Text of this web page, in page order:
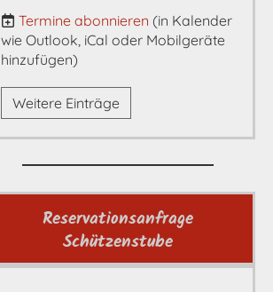
Termine abonnieren (in Kalender
wie Outlook, iCal oder Mobilgeräte
hinzufügen)
Weitere Einträge
Reservationsanfrage
Schützenstube